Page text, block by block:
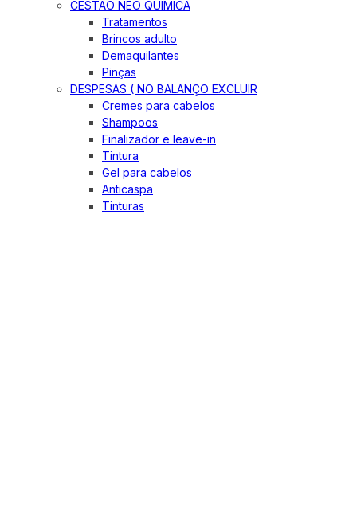
CESTÃO NEO QUIMICA
Tratamentos
Brincos adulto
Demaquilantes
Pinças
DESPESAS ( NO BALANÇO EXCLUIR
Cremes para cabelos
Shampoos
Finalizador e leave-in
Tintura
Gel para cabelos
Anticaspa
Tinturas